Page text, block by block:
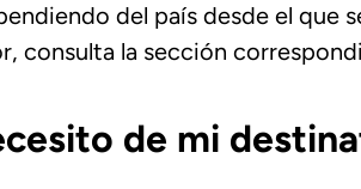
del país desde el que
consulta la sección
de mi